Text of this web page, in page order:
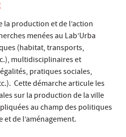
production et de l’action
menées au Lab’Urba
(habitat, transports,
multidisciplinaires et
pratiques sociales,
Cette démarche articule les
sur la production de la ville
au champ des politiques
de l’aménagement.